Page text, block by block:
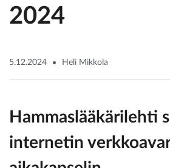
2024
5.12.2024 Heli Mikkola
Hammaslääkärilehti
internetin